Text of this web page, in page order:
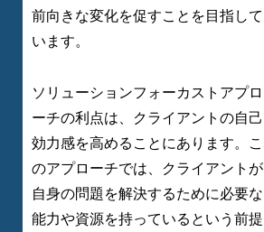
前向きな変化を促すことを目指して
います。
ソリューションフォーカストアプロ
ーチの利点は、クライアントの自己
効力感を高めることにあります。こ
のアプローチでは、クライアントが
自身の問題を解決するために必要な
能力や資源を持っているという前提